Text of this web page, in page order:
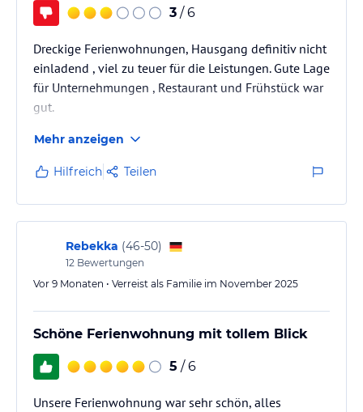
3 / 6
Dreckige Ferienwohnungen, Hausgang definitiv nicht
einladend , viel zu teuer für die Leistungen. Gute Lage
für Unternehmungen , Restaurant und Frühstück war
gut.
Mehr anzeigen
Hilfreich Teilen
Rebekka (46-50)
12 Bewertungen
Vor 9 Monaten • Verreist als Familie im November 2025
Schöne Ferienwohnung mit tollem Blick
5 / 6
Unsere Ferienwohnung war sehr schön, alles